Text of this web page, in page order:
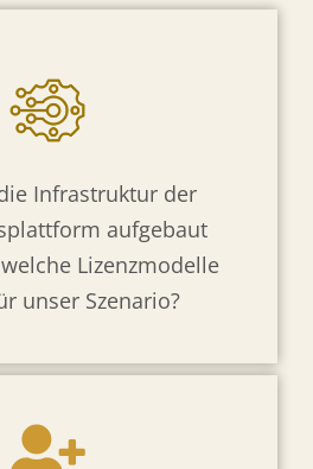
Infrastruktur der
aufgebaut
Lizenzmodelle
unser Szenario?